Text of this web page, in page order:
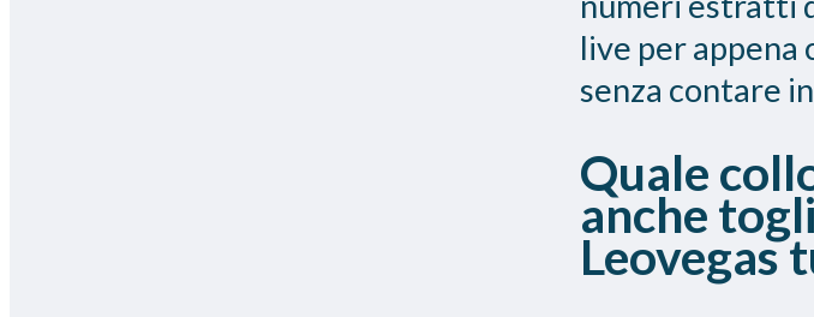
live per appena
senza contare
Quale
anche
Leovegas